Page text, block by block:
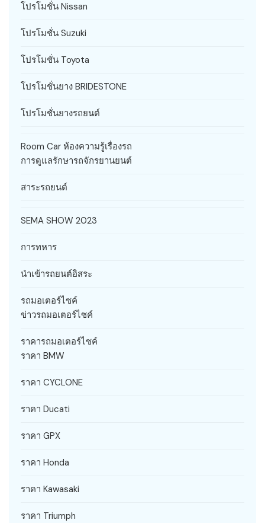
โปรโมชั่น Nissan
โปรโมชั่น Suzuki
โปรโมชั่น Toyota
โปรโมชั่นยาง BRIDESTONE
โปรโมชั่นยางรถยนต์
Room Car ห้องความรู้เรื่องรถ
การดูแลรักษารถจักรยานยนต์
สาระรถยนต์
SEMA SHOW 2023
การทหาร
นำเข้ารถยนต์อิสระ
รถมอเตอร์ไซค์
ข่าวรถมอเตอร์ไซค์
ราคารถมอเตอร์ไซค์
ราคา BMW
ราคา CYCLONE
ราคา Ducati
ราคา GPX
ราคา Honda
ราคา Kawasaki
ราคา Triumph